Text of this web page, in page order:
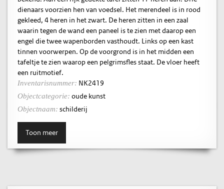
dienaars voorzien hen van voedsel. Het merendeel is in rood
gekleed, 4 heren in het zwart. De heren zitten in een zaal
waarin tegen de wand een paneel is te zien met daarop een
engel die twee wapenborden vasthoudt. Links op een kast
tinnen voorwerpen. Op de voorgrond is in het midden een
tafeltje te zien waarop een pelgrimsfles staat. De vloer heeft
een ruitmotief.
Inventarisnummer: NK2419
Objectcategorie: oude kunst
Objectnaam: schilderij
Toon meer